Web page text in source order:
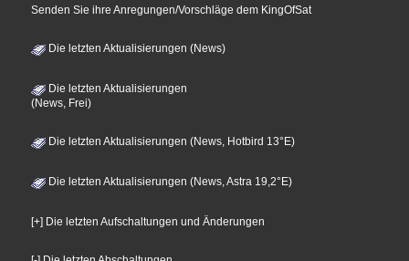
Senden Sie ihre Anregungen/Vorschläge dem KingOfSat
Die letzten Aktualisierungen (News)
Die letzten Aktualisierungen
(News, Frei)
Die letzten Aktualisierungen (News, Hotbird 13°E)
Die letzten Aktualisierungen (News, Astra 19,2°E)
[+] Die letzten Aufschaltungen und Änderungen